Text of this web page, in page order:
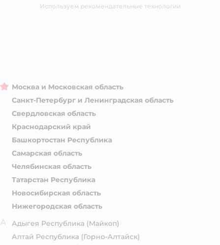
Используем рекомендательные технологии
Москва и Московская область
Санкт-Петербург и Ленинградская область
Свердловская область
Краснодарский край
Башкортостан Республика
Самарская область
Челябинская область
Татарстан Республика
Новосибирская область
Нижегородская область
Адыгея Республика (Майкоп)
Алтай Республика (Горно-Алтайск)